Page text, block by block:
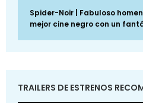
Spider-Noir | Fabuloso
mejor cine negro con un
TRAILERS DE ESTRENOS